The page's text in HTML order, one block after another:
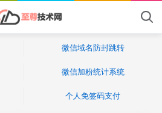
微信域名防封跳转
微信加粉统计系统
个人免签码支付